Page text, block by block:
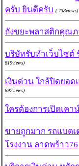
ครับ​ ยินดีครับ ( 738views)
ถังขยะพลาสติกคุณภ
บริษัทรับทำเว็บไซต์
819views)
เงินด่วน ใกล้ปิดยอ
697views)
ใครต้องการเปิดเคา
ขายถูกมาก รถแบตเ
โรงงาน ลาดพร้าว76